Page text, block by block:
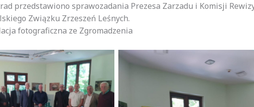
przedstawiono sprawozadania Prezesa Zarzadu i Komisji
Związku Zrzeszeń Leśnych.
fotograficzna ze Zgromadzenia